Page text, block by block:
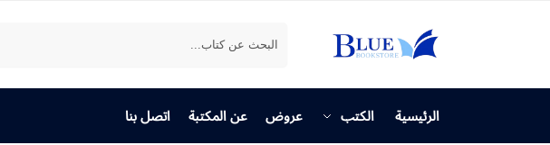
بحث
الرئيسية الكتب عروض عن المكتبة اتصل بنا